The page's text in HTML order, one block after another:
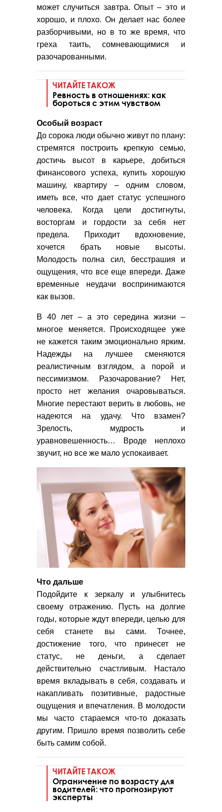
может случиться завтра. Опыт – это и
хорошо, и плохо. Он делает нас более
разборчивыми, но в то же время, что
греха таить, сомневающимися и
разочарованными.
ЧИТАЙТЕ ТАКОЖ
Ревность в отношениях: как
бороться с этим чувством
Особый возраст
До сорока люди обычно живут по плану:
стремятся построить крепкую семью,
достичь высот в карьере, добиться
финансового успеха, купить хорошую
машину, квартиру – одним словом,
иметь все, что дает статус успешного
человека. Когда цели достигнуты,
восторгам и гордости за себя нет
предела. Приходит вдохновение,
хочется брать новые высоты.
Молодость полна сил, бесстрашия и
ощущения, что все еще впереди. Даже
временные неудачи воспринимаются
как вызов.
В 40 лет – а это середина жизни –
многое меняется. Происходящее уже
не кажется таким эмоционально ярким.
Надежды на лучшее сменяются
реалистичным взглядом, а порой и
пессимизмом. Разочарование? Нет,
просто нет желания очаровываться.
Многие перестают верить в любовь, не
надеются на удачу. Что взамен?
Зрелость, мудрость и
уравновешенность… Вроде неплохо
звучит, но все же мало успокаивает.
Что дальше
Подойдите к зеркалу и улыбнитесь
своему отражению. Пусть на долгие
годы, которые ждут впереди, целью для
себя станете вы сами. Точнее,
достижение того, что принесет не
статус, не деньги, а сделает
действительно счастливым. Настало
время вкладывать в себя, создавать и
накапливать позитивные, радостные
ощущения и впечатления. В молодости
мы часто стараемся что-то доказать
другим. Пришло время позволить себе
быть самим собой.
ЧИТАЙТЕ ТАКОЖ
Ограничение по возрасту для
водителей: что прогнозируют
эксперты